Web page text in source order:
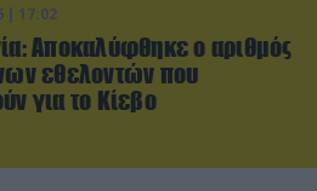
| 17:02
Αποκαλύφθηκε ο αριθμός
εθελοντών που
για το Κίεβο